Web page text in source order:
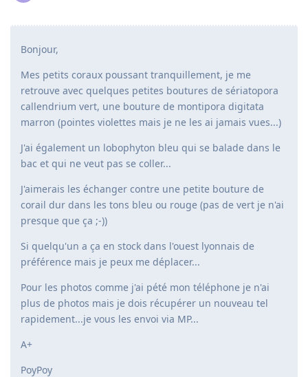
Bonjour,
Mes petits coraux poussant tranquillement, je me
retrouve avec quelques petites boutures de sériatopora
callendrium vert, une bouture de montipora digitata
marron (pointes violettes mais je ne les ai jamais vues...)
J'ai également un lobophyton bleu qui se balade dans le
bac et qui ne veut pas se coller...
J'aimerais les échanger contre une petite bouture de
corail dur dans les tons bleu ou rouge (pas de vert je n'ai
presque que ça ;-))
Si quelqu'un a ça en stock dans l'ouest lyonnais de
préférence mais je peux me déplacer...
Pour les photos comme j'ai pété mon téléphone je n'ai
plus de photos mais je dois récupérer un nouveau tel
rapidement...je vous les envoi via MP...
A+
PoyPoy